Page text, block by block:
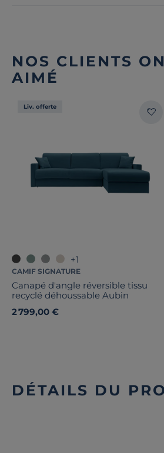
NOS CLIENTS
AIMÉ
Liv. offerte
+1
CAMIF SIGNATURE
Canapé d'angle réversible tissu
recyclé déhoussable Aubin
2 799,00 €
DÉTAILS DU